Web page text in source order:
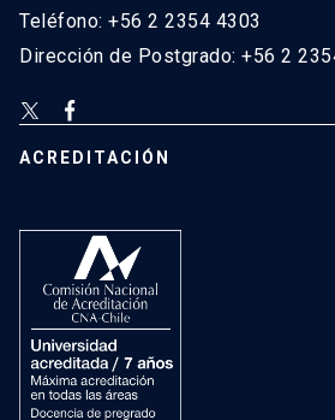
Teléfono: +56 2 2354 4303
Dirección de Postgrado: +56 2
ACREDITACIÓN